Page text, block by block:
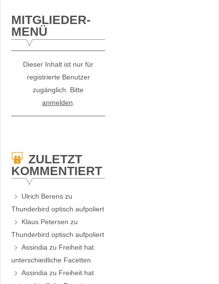
MITGLIEDER-
MENÜ
Dieser Inhalt ist nur für
registrierte Benutzer
zugänglich. Bitte
anmelden.
ZULETZT
KOMMENTIERT
Ulrich Berens zu
Thunderbird optisch aufpoliert
Klaus Petersen zu
Thunderbird optisch aufpoliert
Assindia zu Freiheit hat
unterschiedliche Facetten
Assindia zu Freiheit hat